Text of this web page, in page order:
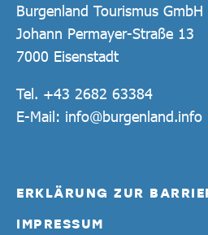
Burgenland Tourismus GmbH
Johann Permayer-Straße 13
7000 Eisenstadt
Tel. +43 2682 63384
E-Mail: info@burgenland.info
ERKLÄRUNG ZUR
IMPRESSUM